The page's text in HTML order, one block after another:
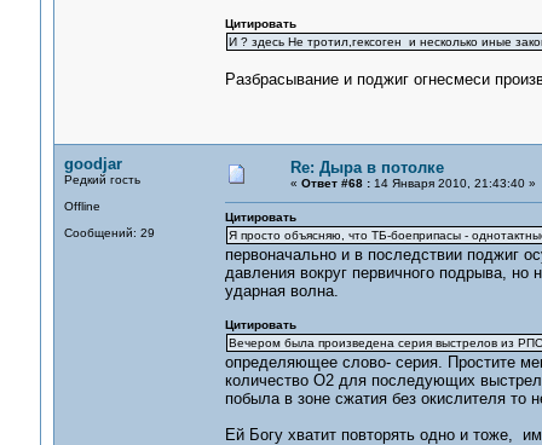
Цитировать
И ? здесь Не тротил,гексоген и несколько иные
Разбрасывание и поджиг огнесмеси
goodjar
Редкий гость
Offline
Сообщений: 29
Re: Дыра в потолке
« Ответ #68 :14 Января 2010, 21:43:40 »
Цитировать
Я просто объясняю, что ТБ-боеприпасы -
первоначально и в последствии поджиг
давления вокруг первичного подрыва, но
ударная волна.
Цитировать
Вечером была произведена серия выстрелов из
определяющее слово- серия. Простите
количество О2 для последующих
побыла в зоне сжатия без окислителя то
Ей Богу хватит повторять одно и тоже,